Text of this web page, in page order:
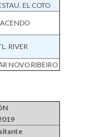
EL COTO
RIVER
NOVO RIBEIRO